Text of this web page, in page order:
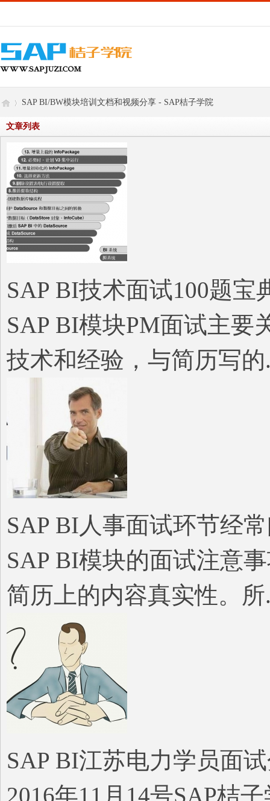
子
学
SAP BI/BW模块培训文档和视频分享 - SAP桔子学院
文章列表
SAP BI技术面试100题宝
SAP BI模块PM面试主要
技术和经验，与简历写的
SAP BI人事面试环节经
SAP BI模块的面试注意
简历上的内容真实性。所
SAP BI江苏电力学员面
2016年11月14号SAP桔